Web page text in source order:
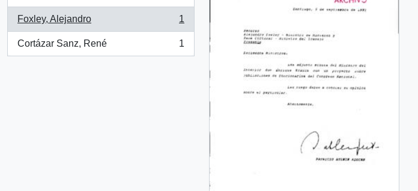
Foxley, Alejandro
, 1 results
1
Cortázar Sanz, René
, 1 results
1